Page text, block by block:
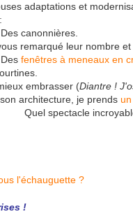
adaptations et
canonnières.
remarqué leur nombre
fenêtres à meneaux en
embrasser (Diantre !
architecture, je prends
Quel spectacle
!